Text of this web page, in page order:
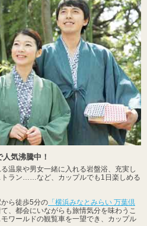
気沸騰中！
温泉や男女一緒に入れる岩盤浴、充実し
トラン……など、カップルでも1日楽しめる
ら徒歩5分の 「横浜みなとみらい 万葉倶
、都会にいながらも旅情気分を味わうこ
ワールドの観覧車を一望でき、カップル